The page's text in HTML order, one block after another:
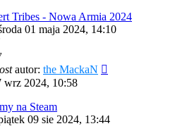
Tribes - Nowa Armia 2024
01 maja 2024, 14:10
autor: the MackaN
wrz 2024, 10:58
na Steam
09 sie 2024, 13:44